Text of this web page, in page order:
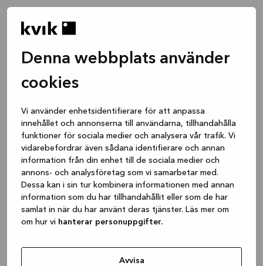
Denna webbplats använder
cookies
Vi använder enhetsidentifierare för att anpassa
innehållet och annonserna till användarna, tillhandahålla
funktioner för sociala medier och analysera vår trafik. Vi
vidarebefordrar även sådana identifierare och annan
information från din enhet till de sociala medier och
annons- och analysföretag som vi samarbetar med.
Dessa kan i sin tur kombinera informationen med annan
information som du har tillhandahållit eller som de har
samlat in när du har använt deras tjänster. Läs mer om
om hur vi hanterar personuppgifter.
Avvisa
(see the browser console for more